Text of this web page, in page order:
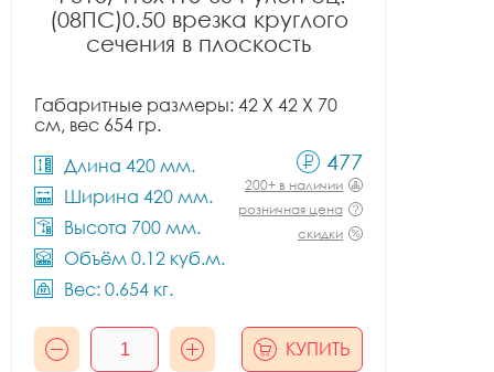
(08ПС)0.50 врезка круглого
сечения в плоскость
Габаритные размеры: 42 X 42 X 70
см, вес 654 гр.
Длина 420 мм.
Ширина 420 мм.
Высота 700 мм.
Объём 0.12 куб.м.
Вес: 0.654 кг.
477
200+ в наличии
розничная цена
скидки
КУПИТЬ